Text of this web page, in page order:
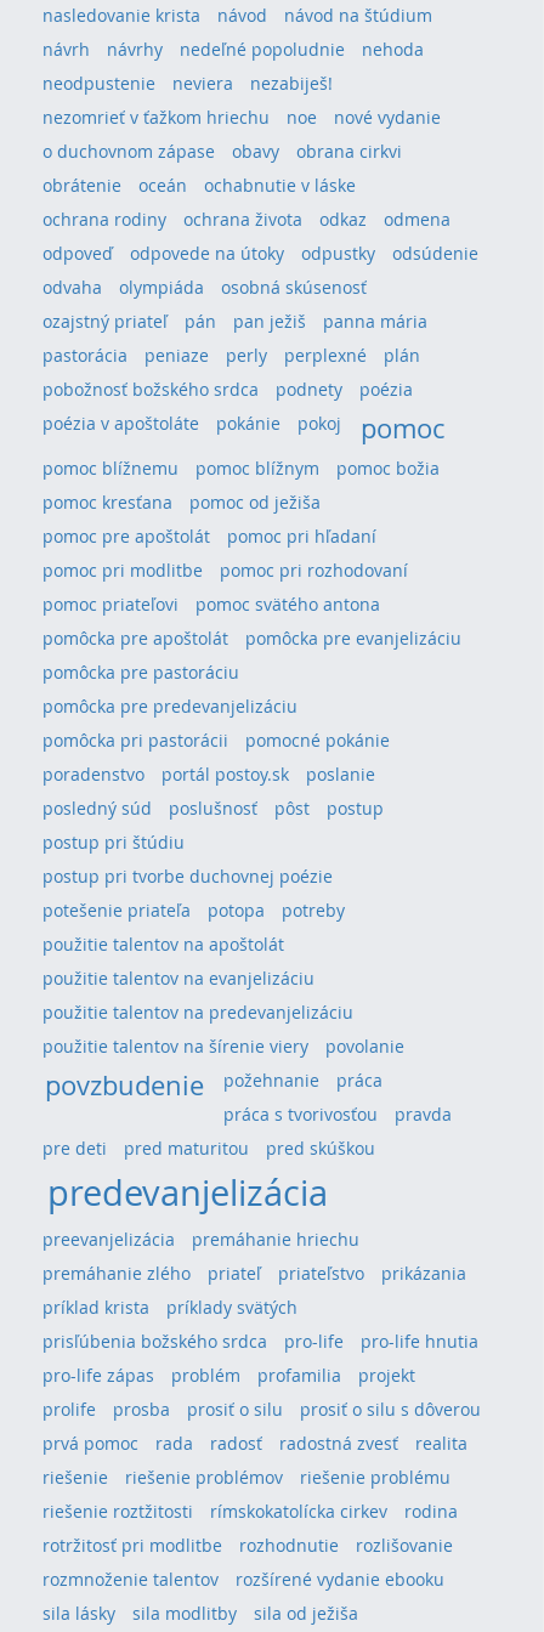
nasledovanie krista návod
návod na štúdium
návrh
návrhy nedeľné popoludnie
nehoda
neodpustenie
neviera
nezabiješ!
nezomrieť v ťažkom hriechu
noe
nové vydanie
o duchovnom zápase
obavy
obrana cirkvi
obrátenie
oceán
ochabnutie v láske
ochrana rodiny
ochrana života odkaz
odmena
odpoveď
odpovede na útoky odpustky
odsúdenie
odvaha
olympiáda
osobná skúsenosť
ozajstný priateľ
pán pan ježiš
panna mária
pastorácia
peniaze perly perplexné
plán
pobožnosť božského srdca
podnety
poézia
poézia v apoštoláte
pokánie pokoj pomoc
pomoc blížnemu pomoc blížnym
pomoc božia
pomoc kresťana
pomoc od ježiša
pomoc pre apoštolát
pomoc pri hľadaní
pomoc pri modlitbe
pomoc pri rozhodovaní
pomoc priateľovi
pomoc svätého antona
pomôcka pre apoštolát
pomôcka pre evanjelizáciu
pomôcka pre pastoráciu
pomôcka pre predevanjelizáciu
pomôcka pri pastorácii
pomocné pokánie
poradenstvo
portál postoy.sk
poslanie
posledný súd
poslušnosť pôst
postup
postup pri štúdiu
postup pri tvorbe duchovnej poézie
potešenie priateľa
potopa
potreby
použitie talentov na apoštolát
použitie talentov na evanjelizáciu
použitie talentov na predevanjelizáciu
použitie talentov na šírenie viery
povolanie
povzbudenie požehnanie
práca
práca s tvorivosťou
pravda
pre deti
pred maturitou pred skúškou
predevanjelizácia
preevanjelizácia
premáhanie hriechu
premáhanie zlého
priateľ priateľstvo
prikázania
príklad krista
príklady svätých
prisľúbenia božského srdca
pro-life
pro-life hnutia
pro-life zápas
problém profamilia
projekt
prolife
prosba prosiť o silu
prosiť o silu s dôverou
prvá pomoc
rada radosť radostná zvesť
realita
riešenie
riešenie problémov
riešenie problému
riešenie roztžitosti
rímskokatolícka cirkev
rodina
rotržitosť pri modlitbe
rozhodnutie
rozlišovanie
rozmnoženie talentov
rozšírené vydanie ebooku
sila lásky
sila modlitby sila od ježiša